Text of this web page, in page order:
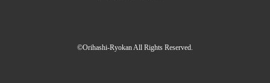
©Orihashi-Ryokan All Rights Reserved.